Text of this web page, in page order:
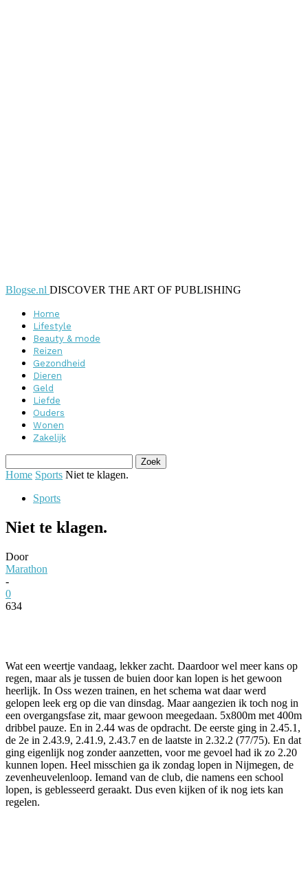
Blogse.nl DISCOVER THE ART OF PUBLISHING
Home
Lifestyle
Beauty & mode
Reizen
Gezondheid
Dieren
Geld
Liefde
Ouders
Wonen
Zakelijk
Home Sports Niet te klagen.
Sports
Niet te klagen.
Door
Marathon
-
0
634
Wat een weertje vandaag, lekker zacht. Daardoor wel meer kans op
regen, maar als je tussen de buien door kan lopen is het gewoon
heerlijk. In Oss wezen trainen, en het schema wat daar werd
gelopen leek erg op die van dinsdag. Maar aangezien ik toch nog in
een overgangsfase zit, maar gewoon meegedaan. 5x800m met 400m
dribbel pauze. En in 2.44 was de opdracht. De eerste ging in 2.45.1,
de 2e in 2.43.9, 2.41.9, 2.43.7 en de laatste in 2.32.2 (77/75). En dat
ging eigenlijk nog zonder aanzetten, voor me gevoel had ik zo 2.20
kunnen lopen. Heel misschien ga ik zondag lopen in Nijmegen, de
zevenheuvelenloop. Iemand van de club, die namens een school
lopen, is geblesseerd geraakt. Dus even kijken of ik nog iets kan
regelen.